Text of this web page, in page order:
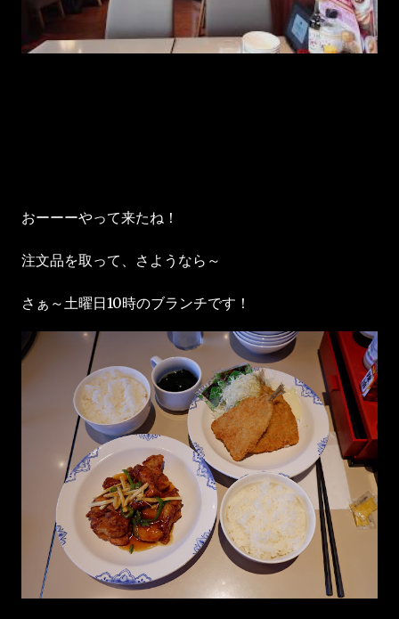
おーーーやって来たね！
注文品を取って、さようなら～
さぁ～土曜日10時のブランチです！